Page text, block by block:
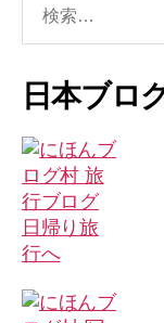
象:日本ブロ